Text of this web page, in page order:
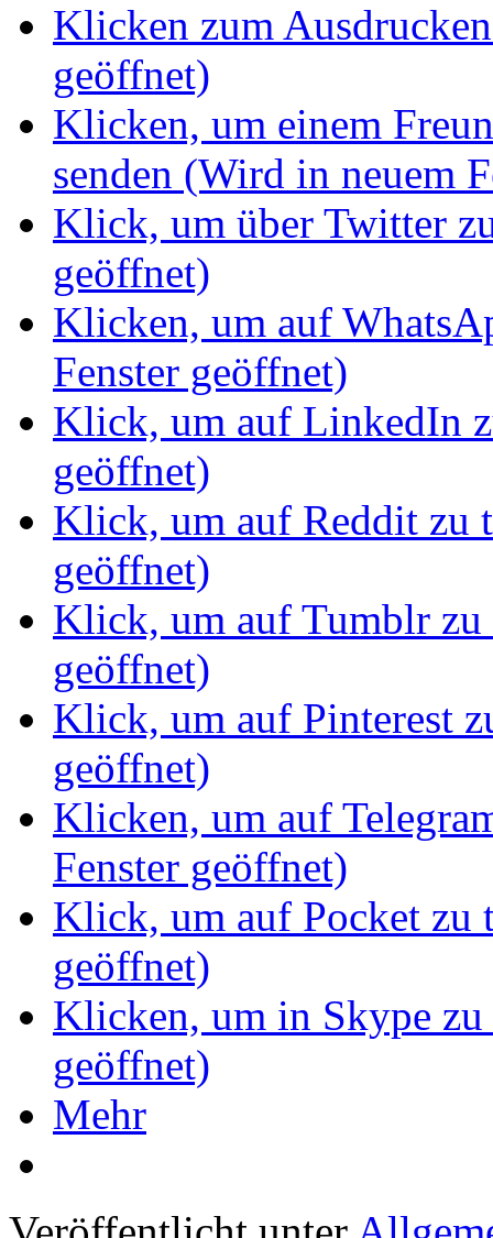
Klicken zum
geöffnet)
Klicken, um einem
senden (Wird in neuem
Klick, um über Twitter
geöffnet)
Klicken, um auf
Fenster geöffnet)
Klick, um auf LinkedIn
geöffnet)
Klick, um auf Reddit zu
geöffnet)
Klick, um auf Tumblr zu
geöffnet)
Klick, um auf Pinterest
geöffnet)
Klicken, um auf
Fenster geöffnet)
Klick, um auf Pocket zu
geöffnet)
Klicken, um in Skype
geöffnet)
Mehr